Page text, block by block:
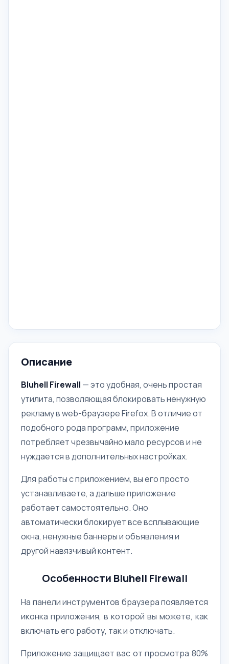
Описание
Bluhell Firewall — это удобная, очень простая
утилита, позволяющая блокировать ненужную
рекламу в web-браузере Firefox. В отличие от
подобного рода программ, приложение
потребляет чрезвычайно мало ресурсов и не
нуждается в дополнительных настройках.
Для работы с приложением, вы его просто
устанавливаете, а дальше приложение
работает самостоятельно. Оно
автоматически блокирует все всплывающие
окна, ненужные баннеры и объявления и
другой навязчивый контент.
Особенности Bluhell Firewall
На панели инструментов браузера появляется
иконка приложения, в которой вы можете, как
включать его работу, так и отключать.
Приложение защищает вас от просмотра 80%